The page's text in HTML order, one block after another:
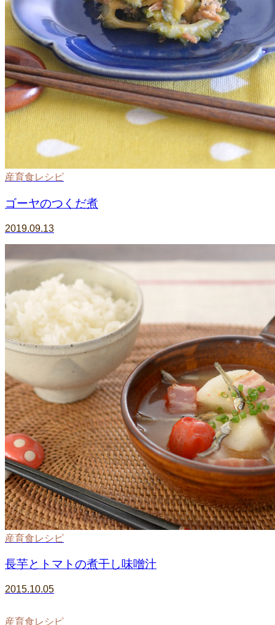
産育食レシピ
ゴーヤのつくだ煮
2019.09.13
産育食レシピ
長芋とトマトの煮干し味噌汁
2015.10.05
産育食レシピ